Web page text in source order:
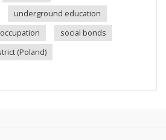
underground education
social bonds
(Poland)